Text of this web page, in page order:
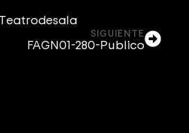
SIGUIENTE
FAGN01-280-Publico